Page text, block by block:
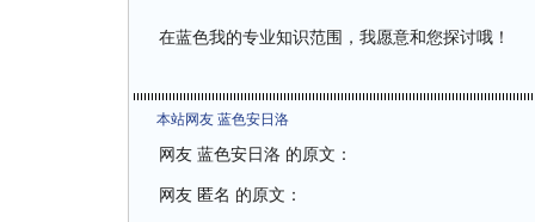
在蓝色我的专业知识范围，我愿意和您探讨哦！
本站网友 蓝色安日洛
网友 蓝色安日洛 的原文：
网友 匿名 的原文：